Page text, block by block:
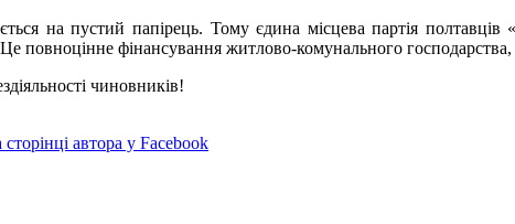
на пустий папірець. Тому єдина місцева партія
Це повноцінне фінансування житлово-комунального
чиновників!
сторінці автора у Facebook